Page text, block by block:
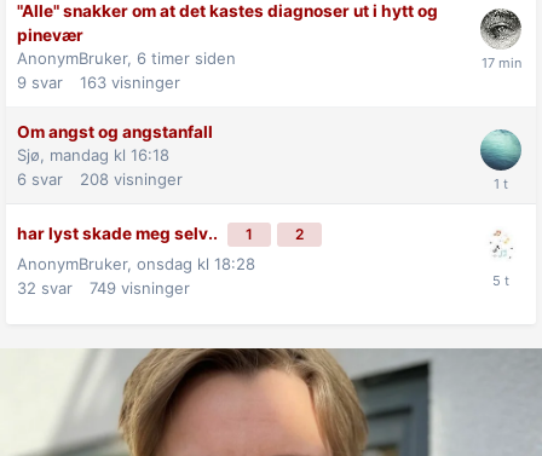
"Alle" snakker om at det kastes diagnoser ut i hytt og
pinevær
AnonymBruker, 6 timer siden
9 svar 163 visninger
Om angst og angstanfall
Sjø, mandag kl 16:18
6 svar 208 visninger
har lyst skade meg selv.. 1 2
AnonymBruker, onsdag kl 18:28
32 svar 749 visninger